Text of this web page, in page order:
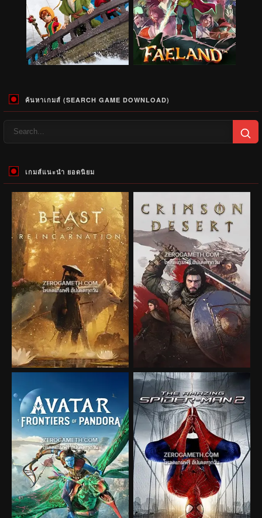
ค้นหาเกมส์ (SEARCH GAME DOWNLOAD)
เกมส์แนะนำ ยอดนิยม